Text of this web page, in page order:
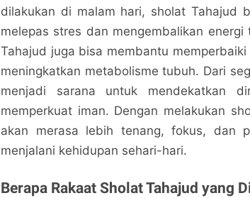
dilakukan di malam hari, sholat Tahajud
melepas stres dan mengembalikan
Tahajud juga bisa membantu
meningkatkan metabolisme tubuh. Dari
menjadi sarana untuk mendekatkan
memperkuat iman. Dengan melakukan
akan merasa lebih tenang, fokus, dan
menjalani kehidupan sehari-hari.
Berapa Rakaat Sholat Tahajud yang